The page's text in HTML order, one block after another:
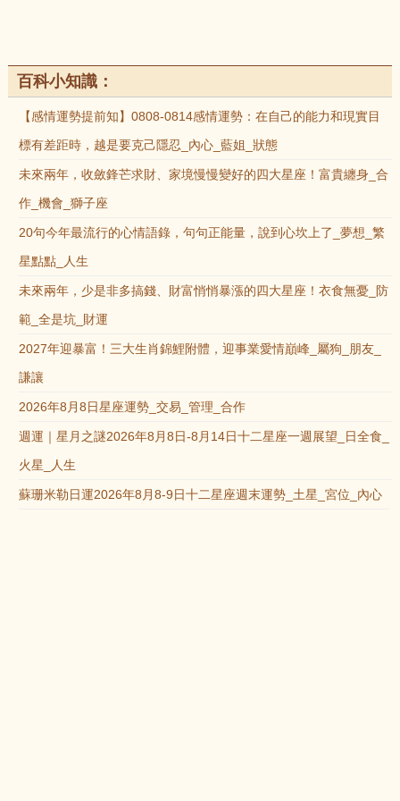
百科小知識：
【感情運勢提前知】0808-0814感情運勢：在自己的能力和現實目
標有差距時，越是要克己隱忍_內心_藍姐_狀態
未來兩年，收斂鋒芒求財、家境慢慢變好的四大星座！富貴纏身_合
作_機會_獅子座
20句今年最流行的心情語錄，句句正能量，說到心坎上了_夢想_繁
星點點_人生
未來兩年，少是非多搞錢、財富悄悄暴漲的四大星座！衣食無憂_防
範_全是坑_財運
2027年迎暴富！三大生肖錦鯉附體，迎事業愛情巔峰_屬狗_朋友_
謙讓
2026年8月8日星座運勢_交易_管理_合作
週運｜星月之謎2026年8月8日-8月14日十二星座一週展望_日全食_
火星_人生
蘇珊米勒日運2026年8月8-9日十二星座週末運勢_土星_宮位_內心